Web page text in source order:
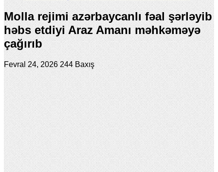
Molla rejimi azərbaycanlı fəal şərləyib
həbs etdiyi Araz Amanı məhkəməyə
çağırıb
Fevral 24, 2026 244 Baxış